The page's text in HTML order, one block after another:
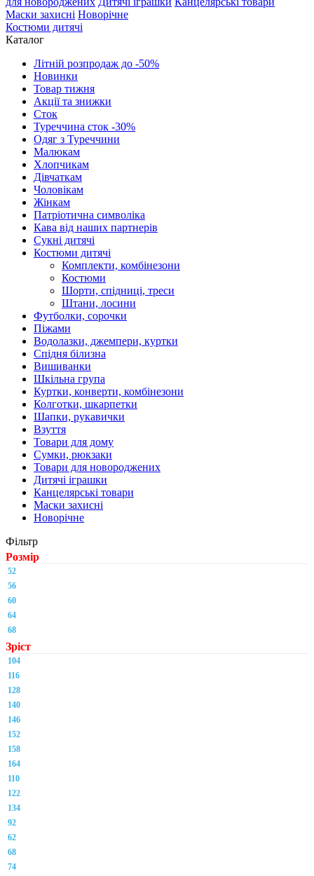
Маски захисні Новорічне
Костюми дитячі
Каталог
Літній розпродаж до -50%
Новинки
Товар тижня
Акції та знижки
Сток
Туреччина сток -30%
Одяг з Туреччини
Малюкам
Хлопчикам
Дівчаткам
Чоловікам
Жінкам
Патріотична символіка
Кава від наших партнерів
Сукні дитячі
Костюми дитячі
Комплекти, комбінезони
Костюми
Шорти, спідниці, треси
Штани, лосини
Футболки, сорочки
Піжами
Водолазки, джемпери, куртки
Спідня білизна
Вишиванки
Шкільна група
Куртки, конверти, комбінезони
Колготки, шкарпетки
Шапки, рукавички
Взуття
Товари для дому
Сумки, рюкзаки
Товари для новороджених
Дитячі іграшки
Канцелярські товари
Маски захисні
Новорічне
Фільтр
Розмір
52
56
60
64
68
Зріст
104
116
128
140
146
152
158
164
110
122
134
92
62
68
74